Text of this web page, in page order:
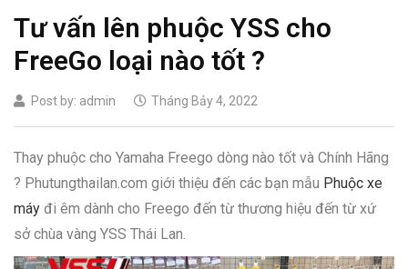
Tư vấn lên phuộc YSS cho
FreeGo loại nào tốt ?
Post by: admin Tháng Bảy 4, 2022
Thay phuộc cho Yamaha Freego dòng nào tốt và Chính Hãng
? Phutungthailan.com giới thiệu đến các bạn mẫu Phuộc xe
máy đi êm dành cho Freego đến từ thương hiệu đến từ xứ
sở chùa vàng YSS Thái Lan.